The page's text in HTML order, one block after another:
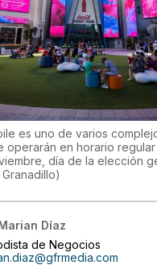
es uno de varios
operarán en horario
día de la elección
)
Díaz
de Negocios